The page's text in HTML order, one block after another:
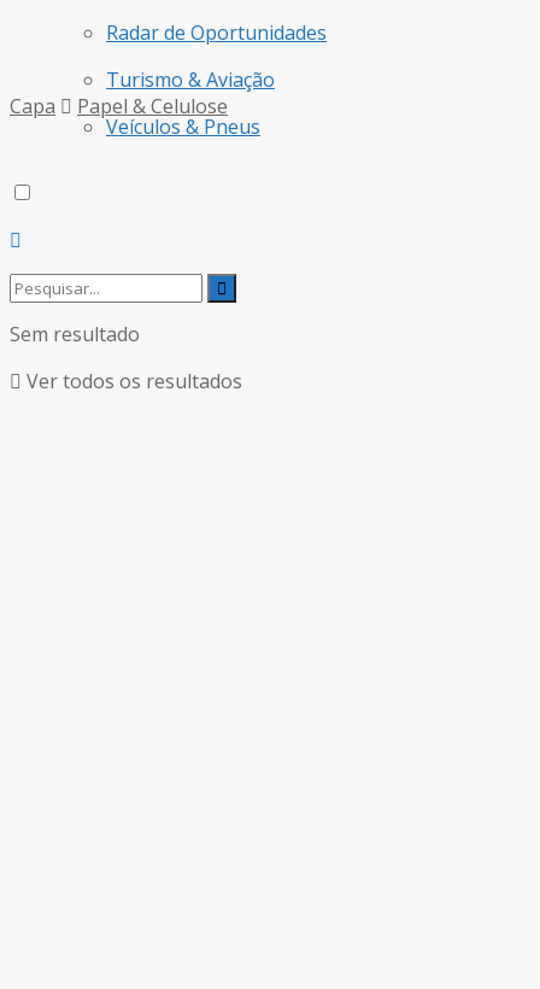
Radar de Oportunidades
Turismo & Aviação
Veículos & Pneus
Sem resultado
Ver todos os resultados
Capa Papel & Celulose